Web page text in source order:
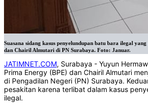
Suasana sidang kasus penyelundupan batu bara ilegal
dan Chairil Almutari di PN Surabaya. Foto: Januar.
JATIMNET.COM, Surabaya - Yuyun
Prima Energy (BPE) dan Chairil Almutari
di Pengadilan Negeri (PN) Surabaya.
pesakitan karena terlibat dalam kasus
ilegal.